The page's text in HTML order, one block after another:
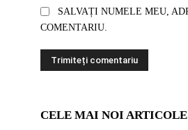
SALVAȚI NUMELE MEU,
COMENTARIU.
CELE MAI NOI ARTICOLE